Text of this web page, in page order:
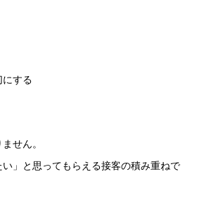
にする
せん。
」と思ってもらえる接客の積み重ねで